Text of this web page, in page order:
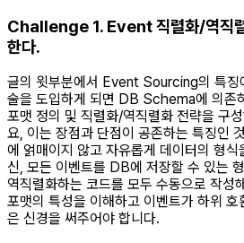
Challenge 1. Event 직렬화/역직
한다.
글의 윗부분에서 Event Sourcing의 특징
술을 도입하게 되면 DB Schema에 의존
포맷 정의 및 직렬화/역직렬화 전략을 구
요, 이는 장점과 단점이 공존하는 특징인
에 얽매이지 않고 자유롭게 데이터의 형식
신, 모든 이벤트를 DB에 저장할 수 있는
역직렬화하는 코드를 모두 수동으로 작성
포맷의 특성을 이해하고 이벤트가 하위
은 신경을 써주어야 합니다.